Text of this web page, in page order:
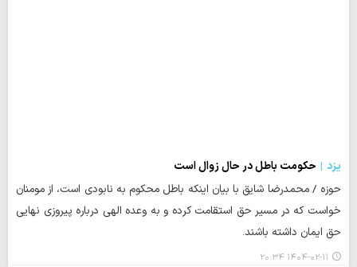
یزد
حکومت باطل در حال زوال است
حوزه / محمدرضا شایق با بیان اینکه باطل محکوم به نابودی است، از مومنان
خواست که در مسیر حق استقامت کرده و به وعده الهی درباره پیروزی نهایی
حق ایمان داشته باشند.
۱۴۰۴-۰۲-۱۱ ۲۰:۳۴